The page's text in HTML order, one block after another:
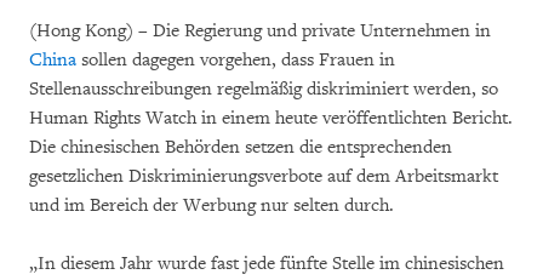
(Hong Kong) – Die Regierung und private Unternehmen in
China sollen dagegen vorgehen, dass Frauen in
Stellenausschreibungen regelmäßig diskriminiert werden, so
Human Rights Watch in einem heute veröffentlichten Bericht.
Die chinesischen Behörden setzen die entsprechenden
gesetzlichen Diskriminierungsverbote auf dem Arbeitsmarkt
und im Bereich der Werbung nur selten durch.
„In diesem Jahr wurde fast jede fünfte Stelle im chinesischen